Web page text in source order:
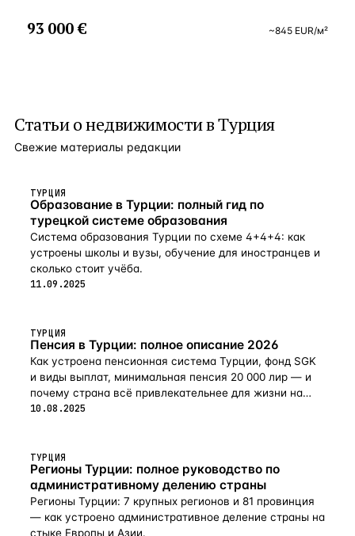
93 000 € ~845 EUR/м²
Статьи онедвижимости в Турция
Свежие материалы редакции
ТУРЦИЯ
Образование в Турции: полный гид по
турецкой системе образования
Система образования Турции по схеме 4+4+4: как
устроены школы и вузы, обучение для иностранцев и
сколько стоит учёба.
11.09.2025
ТУРЦИЯ
Пенсия в Турции: полное описание 2026
Как устроена пенсионная система Турции, фонд SGK
и виды выплат, минимальная пенсия 20 000 лир — и
почему страна всё привлекательнее для жизни на
пенсии в 2026-м.
10.08.2025
ТУРЦИЯ
Регионы Турции: полное руководство по
административному делению страны
Регионы Турции: 7 крупных регионов и 81 провинция
— как устроено административное деление страны на
стыке Европы и Азии.